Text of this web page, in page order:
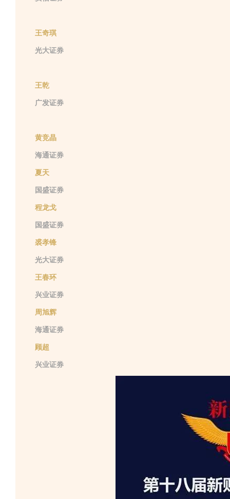
王奇琪
光大证券
王乾
广发证券
黄竞晶
海通证券
夏天
国盛证券
程龙戈
国盛证券
裘孝锋
光大证券
王春环
兴业证券
周旭辉
海通证券
顾超
兴业证券